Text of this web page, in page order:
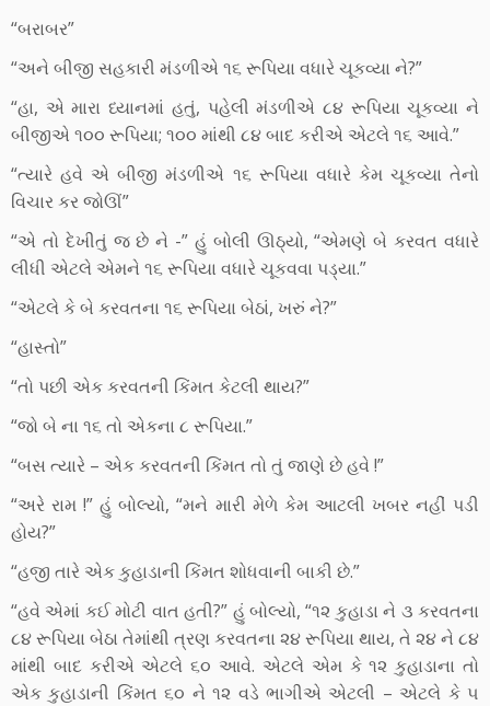
“બરાબર”
“અને બીજી સહકારી મંડળીએ ૧૬ રૂપિયા વધારે ચૂકવ્યા ને?”
“હા, એ મારા ધ્યાનમાં હતું, પહેલી મંડળીએ ૮૪ રૂપિયા ચૂકવ્યા ને
બીજીએ ૧૦૦ રૂપિયા; ૧૦૦ માંથી ૮૪ બાદ કરીએ એટલે ૧૬ આવે.”
“ત્યારે હવે એ બીજી મંડળીએ ૧૬ રૂપિયા વધારે કેમ ચૂકવ્યા તેનો
વિચાર કર જોઊં”
“એ તો દેખીતું જ છે ને -” હું બોલી ઊઠ્યો, “એમણે બે કરવત વધારે
લીધી એટલે એમને ૧૬ રૂપિયા વધારે ચૂકવવા પડ્યા.”
“એટલે કે બે કરવતના ૧૬ રૂપિયા બેઠાં, ખરું ને?”
“હાસ્તો”
“તો પછી એક કરવતની કિંમત કેટલી થાય?”
“જો બે ના ૧૬ તો એકના ૮ રૂપિયા.”
“બસ ત્યારે – એક કરવતની કિંમત તો તું જાણે છે હવે !”
“અરે રામ !” હું બોલ્યો, “મને મારી મેળે કેમ આટલી ખબર નહીં પડી
હોય?”
“હજી તારે એક કુહાડાની કિંમત શોધવાની બાકી છે.”
“હવે એમાં કઈ મોટી વાત હતી?” હું બોલ્યો, “૧૨ કુહાડા ને ૩ કરવતના
૮૪ રૂપિયા બેઠા તેમાંથી ત્રણ કરવતના ૨૪ રૂપિયા થાય, તે ૨૪ ને ૮૪
માંથી બાદ કરીએ એટલે ૬૦ આવે. એટલે એમ કે ૧૨ કુહાડાના તો
એક કુહાડાની કિંમત ૬૦ ને ૧૨ વડે ભાગીએ એટલી – એટલે કે ૫